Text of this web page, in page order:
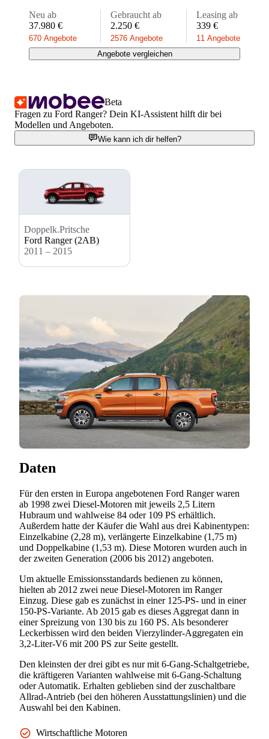
Neu ab
37.980 €
670 Angebote
Gebraucht ab
2.250 €
2576 Angebote
Leasing ab
339 €
11 Angebote
Angebote vergleichen
Beta
Fragen zu Ford Ranger? Dein KI-Assistent hilft dir bei
Modellen und Angeboten.
Wie kann ich dir helfen?
Doppelk.Pritsche
Ford Ranger (2AB)
2011 – 2015
Daten
Für den ersten in Europa angebotenen Ford Ranger waren
ab 1998 zwei Diesel-Motoren mit jeweils 2,5 Litern
Hubraum und wahlweise 84 oder 109 PS erhältlich.
Außerdem hatte der Käufer die Wahl aus drei Kabinentypen:
Einzelkabine (2,28 m), verlängerte Einzelkabine (1,75 m)
und Doppelkabine (1,53 m). Diese Motoren wurden auch in
der zweiten Generation (2006 bis 2012) angeboten.
Um aktuelle Emissionsstandards bedienen zu können,
hielten ab 2012 zwei neue Diesel-Motoren im Ranger
Einzug. Diese gab es zunächst in einer 125-PS- und in einer
150-PS-Variante. Ab 2015 gab es dieses Aggregat dann in
einer Spreizung von 130 bis zu 160 PS. Als besonderer
Leckerbissen wird den beiden Vierzylinder-Aggregaten ein
3,2-Liter-V6 mit 200 PS zur Seite gestellt.
Den kleinsten der drei gibt es nur mit 6-Gang-Schaltgetriebe,
die kräftigeren Varianten wahlweise mit 6-Gang-Schaltung
oder Automatik. Erhalten geblieben sind der zuschaltbare
Allrad-Antrieb (bei den höheren Ausstattungslinien) und die
Auswahl bei den Kabinen.
Wirtschaftliche Motoren